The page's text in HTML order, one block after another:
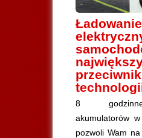
Ładowanie
przeciwnik
8
akumulatorów
pozwoli Wam